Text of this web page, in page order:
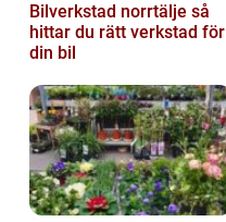
Bilverkstad norrtälje så
hittar du rätt verkstad för
din bil